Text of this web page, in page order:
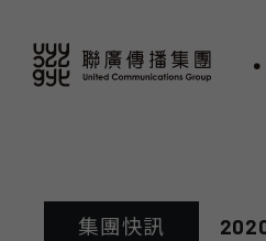
集團快訊